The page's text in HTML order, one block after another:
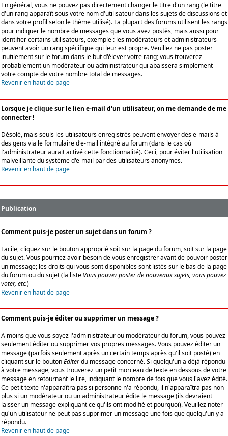
En général, vous ne pouvez pas directement changer le titre d'un rang (le titre
d'un rang apparaît sous votre nom d'utilisateur dans les sujets de discussions et
dans votre profil selon le thème utilisé). La plupart des forums utilisent les rangs
pour indiquer le nombre de messages que vous avez postés, mais aussi pour
identifier certains utilisateurs, exemple : les modérateurs et administrateurs
peuvent avoir un rang spécifique qui leur est propre. Veuillez ne pas poster
inutilement sur le forum dans le but d'élever votre rang; vous trouverez
probablement un modérateur ou administrateur qui abaissera simplement
votre compte de votre nombre total de messages.
Revenir en haut de page
Lorsque je clique sur le lien e-mail d'un utilisateur, on me demande de me
connecter !
Désolé, mais seuls les utilisateurs enregistrés peuvent envoyer des e-mails à
des gens via le formulaire d'e-mail intégré au forum (dans le cas où
l'administrateur aurait activé cette fonctionnalité). Ceci, pour éviter l'utilisation
malveillante du système d'e-mail par des utilisateurs anonymes.
Revenir en haut de page
Publication
Comment puis-je poster un sujet dans un forum ?
Facile, cliquez sur le bouton approprié soit sur la page du forum, soit sur la page
du sujet. Vous pourriez avoir besoin de vous enregistrer avant de pouvoir poster
un message; les droits qui vous sont disponibles sont listés sur le bas de la page
du forum ou du sujet (la liste Vous pouvez poster de nouveaux sujets, vous pouvez
voter, etc.)
Revenir en haut de page
Comment puis-je éditer ou supprimer un message ?
A moins que vous soyez l'administrateur ou modérateur du forum, vous pouvez
seulement éditer ou supprimer vos propres messages. Vous pouvez éditer un
message (parfois seulement après un certain temps après qu'il soit posté) en
cliquant sur le boutonEditerdu message concerné. Si quelqu'un a déjà répondu
à votre message, vous trouverez un petit morceau de texte en dessous de votre
message en retournant le lire, indiquant le nombre de fois que vous l'avez édité.
Ce petit texte n'apparaîtra pas si personne n'a répondu, il n'apparaîtra pas non
plus si un modérateur ou un administrateur édite le message (ils devraient
laisser un message expliquant ce qu'ils ont modifié et pourquoi). Veuillez noter
qu'un utilisateur ne peut pas supprimer un message une fois que quelqu'un y a
répondu.
Revenir en haut de page